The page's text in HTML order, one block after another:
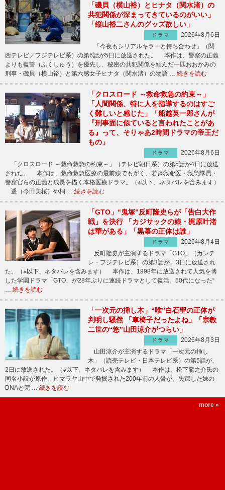
「磯貝（横山裕）とヒナタ（関水渚）の
共犯関係が深まってきているのがいい」
「縦山裕二さんのグッズ欲しい」
ドラマ
2026年8月6日
「今夜もシリアルキラーと待ち合わせ」（関
西テレビ／フジテレビ系）の第6話が5日に放送された。 本作は、警察の正義
よりも復讐（ふくしゅう）を優先し、秘密の共犯関係を結んだ一匹おおかみの
刑事・磯貝（横山裕）と第六感女子ヒナタ（関水渚）の物語 … 続きを読む
「クロスロード ～救命救急の約束～」
「人間関係、特に人を指導するのはすご
く難しいと感じた」「船越英一郎さんが
『刑事面に似ていると言われたことがあ
る』って、そりゃあ2時間ドラマの帝王だ
もの」
ドラマ
2026年8月6日
「クロスロード ～救命救急の約束～」（テレビ朝日系）の第5話が4日に放送
された。 本作は、救命救急医療の最前線でもがく、若き救命医・救急隊員・
警察官らの正義と成長を描く本格医療ドラマ。（※以下、ネタバレを含みます）
遥（今田美桜）や桐 … 続きを読む
「GTO」“鬼塚”反町隆史らが「告白大作
戦」を決行 「カジサックの娘・梶原叶渚
は華がある」「黒幕の正体は誰」
ドラマ
2026年8月4日
反町隆史が主演するドラマ「GTO」（カンテ
レ・フジテレビ系）の第3話が、3日に放送され
た。（※以下、ネタバレを含みます） 本作は、1998年に放送されて人気を博
した学園ドラマ「GTO」が28年ぶりに連続ドラマとして復活。50代になった“
続きを読む
「一次元の挿し木」“唯”白石聖の正体が
判明し騒然 「車椅子だったよね」「宗教
二世の“悠”山田涼介がつらい」
ドラマ
2026年8月3日
山田涼介が主演するドラマ「一次元の挿し
木」（読売テレビ・日本テレビ系）の第5話が、
2日に放送された。（※以下、ネタバレを含みます） 本作は、松下龍之介氏の
同名小説が原作。ヒマラヤ山中で発掘された200年前の人骨が、失踪した妹の
DNAと完 … 続きを読む
more »